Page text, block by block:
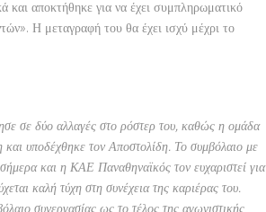
και αποκτήθηκε για να έχει συμπληρωματικό
Η μεταγραφή του θα έχει ισχύ μέχρι το
σε δύο αλλαγές στο ρόστερ του, καθώς η ομάδα
και υποδέχθηκε τον Αποστολίδη. Το συμβόλαιο με
και η ΚΑΕ Παναθηναϊκός τον ευχαριστεί για
καλή τύχη στη συνέχεια της καριέρας του.
συνεργασίας ως το τέλος της αγωνιστικής